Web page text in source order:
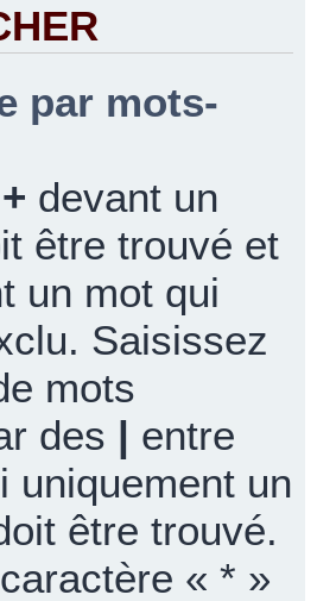
par mots-
+ devant un
être trouvé et
un mot qui
Saisissez
mots
des | entre
uniquement un
être trouvé.
« * »